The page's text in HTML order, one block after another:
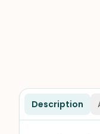
Description